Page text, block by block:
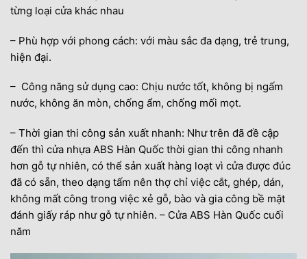
từng loại cửa khác nhau
– Phù hợp với phong cách: với màu sắc đa dạng, trẻ trung,
hiện đại.
– Công năng sử dụng cao: Chịu nước tốt, không bị ngấm
nước, không ăn mòn, chống ẩm, chống mối mọt.
– Thời gian thi công sản xuất nhanh: Như trên đã đề cập
đến thì cửa nhựa ABS Hàn Quốc thời gian thi công nhanh
hơn gỗ tự nhiên, có thể sản xuất hàng loạt vì cửa được đúc
đã có sẵn, theo dạng tấm nên thợ chỉ việc cắt, ghép, dán,
không mất công trong việc xẻ gỗ, bào và gia công bề mặt
đánh giấy ráp như gỗ tự nhiên. – Cửa ABS Hàn Quốc cuối
năm